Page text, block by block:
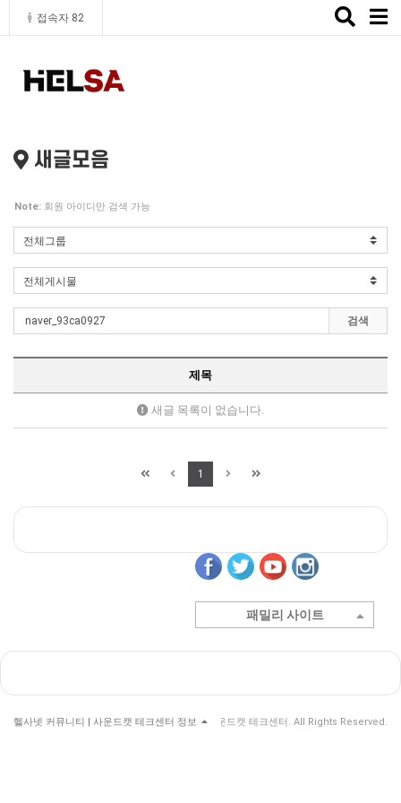
접속자 82
Toggle
새글모음
Note: 회원 아이디만 검색 가능
검색
제목
새글 목록이 없습니다.
1
패밀리 사이트
헬사넷 커뮤니티 | 사운드캣 테크센터 정보© 헬사넷 커뮤니티 | 사운드캣 테크센터. All Rights Reserved.